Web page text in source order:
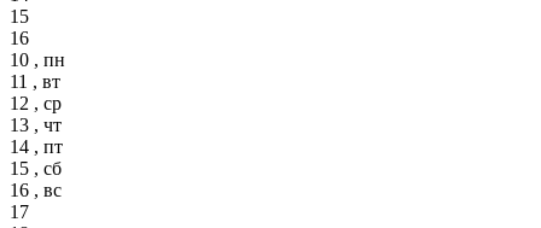
15
16
10 , пн
11 , вт
12 , ср
13 , чт
14 , пт
15 , сб
16 , вс
17